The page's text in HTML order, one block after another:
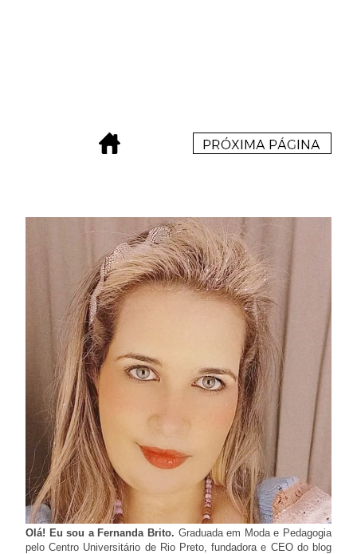
Olá! Eu sou a Fernanda Brito. Graduada em Moda e Pedagogia
pelo Centro Universitário de Rio Preto, fundadora e CEO do blog